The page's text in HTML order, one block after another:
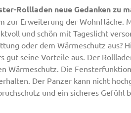
Rollladen neue Gedanken zu
zur Erweiterung der Wohnfläche.
und schön mit Tageslicht
oder dem Wärmeschutz aus?
gut seine Vorteile aus. Der
Wärmeschutz. Die
Der Panzer kann nicht
und ein sicheres Gefühl